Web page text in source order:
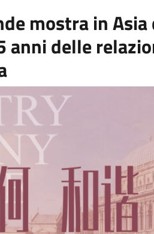
mostra in Asia
anni delle